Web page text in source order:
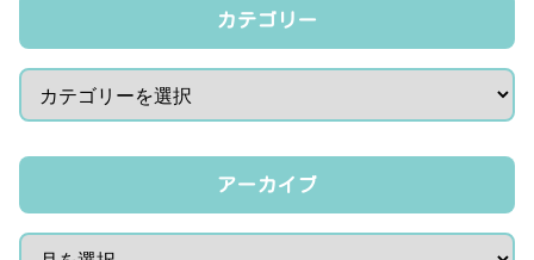
カテゴリー
アーカイブ